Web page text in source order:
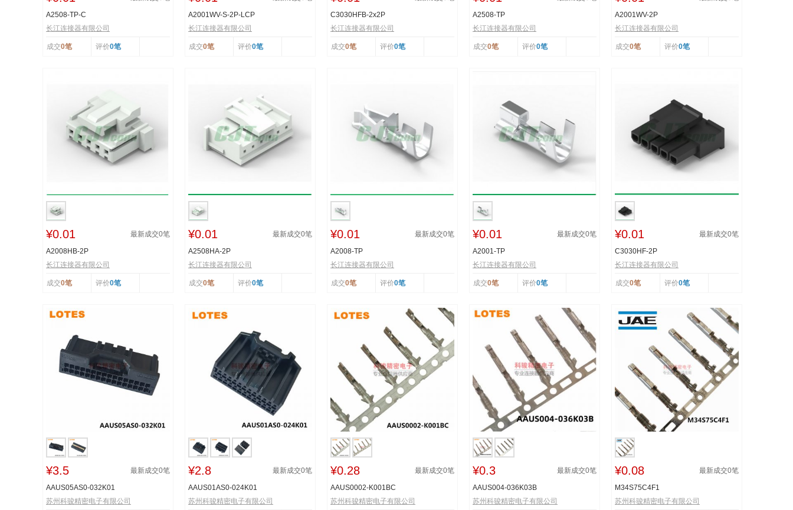
A2508-TP-C
长江连接器有限公司
成交0笔 评价0笔
A2001WV-S-2P-LCP
长江连接器有限公司
成交0笔 评价0笔
C3030HFB-2x2P
长江连接器有限公司
成交0笔 评价0笔
A2508-TP
长江连接器有限公司
成交0笔 评价0笔
A2001WV-2P
长江连接器有限公司
成交0笔 评价0笔
¥0.01 最新成交0笔
A2008HB-2P
长江连接器有限公司
成交0笔 评价0笔
¥0.01 最新成交0笔
A2508HA-2P
长江连接器有限公司
成交0笔 评价0笔
¥0.01 最新成交0笔
A2008-TP
长江连接器有限公司
成交0笔 评价0笔
¥0.01 最新成交0笔
A2001-TP
长江连接器有限公司
成交0笔 评价0笔
¥0.01 最新成交0笔
C3030HF-2P
长江连接器有限公司
成交0笔 评价0笔
¥3.5 最新成交0笔
AAUS05AS0-032K01
苏州科骏精密电子有限公司
¥2.8 最新成交0笔
AAUS01AS0-024K01
苏州科骏精密电子有限公司
¥0.28 最新成交0笔
AAUS0002-K001BC
苏州科骏精密电子有限公司
¥0.3 最新成交0笔
AAUS004-036K03B
苏州科骏精密电子有限公司
¥0.08 最新成交0笔
M34S75C4F1
苏州科骏精密电子有限公司